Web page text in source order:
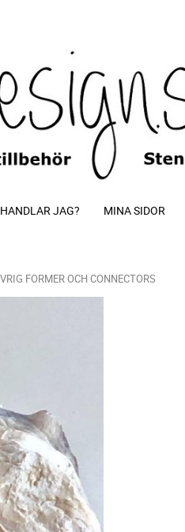
JAG? MINA SIDOR
FORMER OCH CONNECTORS